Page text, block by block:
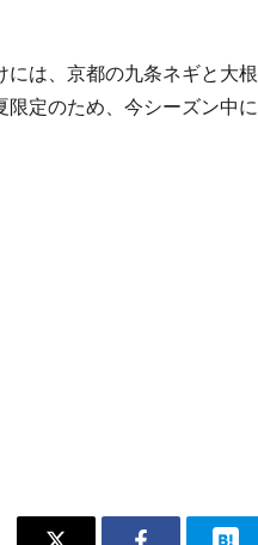
は、京都の九条ネギと大根
定のため、今シーズン中に